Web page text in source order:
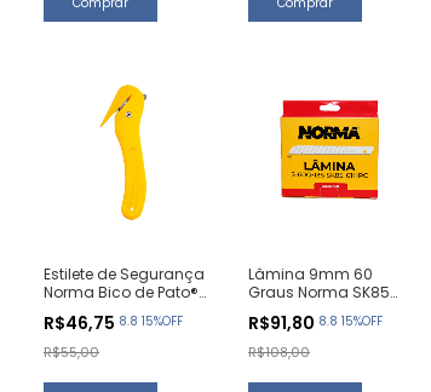
Estilete de Segurança
Norma Bico de Pato®
R$46,75 8.8 15%OFF
R$55,00
Lâmina 9mm 60
Graus Norma SK85
R$91,80 8.8 15%OFF
R$108,00